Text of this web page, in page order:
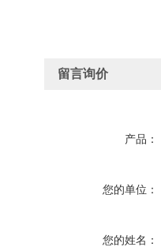
留言询价
产品：
您的单位：
您的姓名：